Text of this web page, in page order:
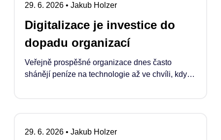
29. 6. 2026 • Jakub Holzer
Digitalizace je investice do
dopadu organizací
Veřejně prospěšné organizace dnes často
shánějí peníze na technologie až ve chvíli, kdy
součástí financování jejich rozvoje.
29. 6. 2026 • Jakub Holzer